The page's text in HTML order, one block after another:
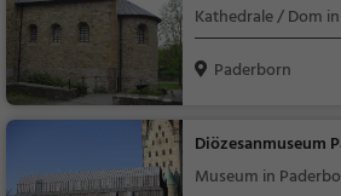
Kathedrale / Dom
Paderborn
Diözesanmuseum
Museum in